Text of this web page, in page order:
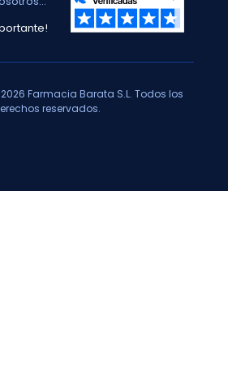
Farmacia Barata S.L. Todos los
reservados.